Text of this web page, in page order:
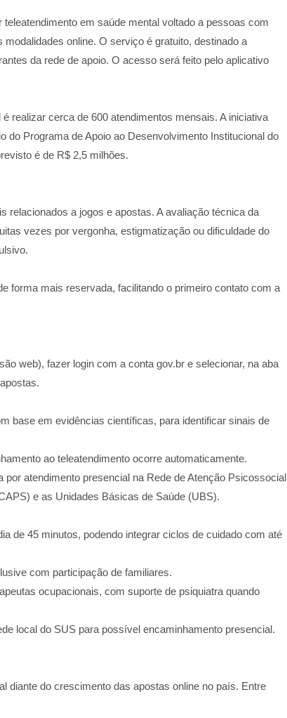
em saúde mental voltado a pessoas com
online. O serviço é gratuito, destinado a
da rede de apoio. O acesso será feito pelo aplicativo
realizar cerca de 600 atendimentos mensais. A iniciativa
Programa de Apoio ao Desenvolvimento Institucional do
é de R$ 2,5 milhões.
relacionados a jogos e apostas. A avaliação técnica da
vezes por vergonha, estigmatização ou dificuldade do
forma mais reservada, facilitando o primeiro contato com a
web), fazer login com a conta gov.br e selecionar, na aba
base em evidências científicas, para identificar sinais de
ao teleatendimento ocorre automaticamente.
atendimento presencial na Rede de Atenção Psicossocial
e as Unidades Básicas de Saúde (UBS).
de 45 minutos, podendo integrar ciclos de cuidado com até
com participação de familiares.
ocupacionais, com suporte de psiquiatra quando
local do SUS para possível encaminhamento presencial.
diante do crescimento das apostas online no país. Entre